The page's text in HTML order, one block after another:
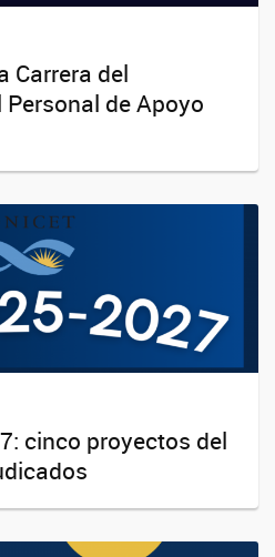
Carrera del
de Apoyo
cinco proyectos del